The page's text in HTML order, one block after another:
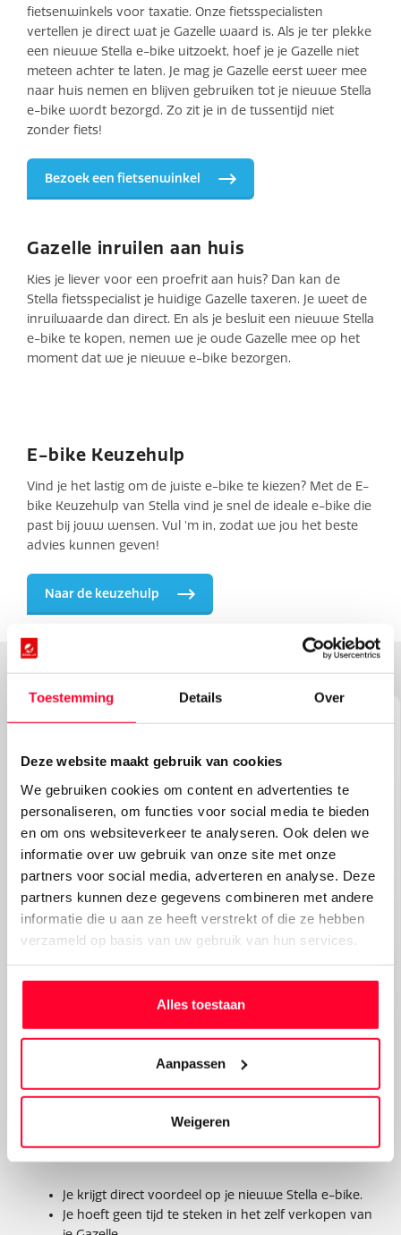
Toestemming Details Over
Deze website maakt gebruik van cookies
We gebruiken cookies om content en advertenties te
personaliseren, om functies voor social media te bieden
en om ons websiteverkeer te analyseren. Ook delen we
informatie over uw gebruik van onze site met onze
partners voor social media, adverteren en analyse. Deze
partners kunnen deze gegevens combineren met andere
informatie die u aan ze heeft verstrekt of die ze hebben
verzameld op basis van uw gebruik van hun services.
Alles toestaan
Aanpassen
Weigeren
fietsenwinkels voor taxatie. Onze fietsspecialisten
vertellen je direct wat je Gazelle waard is. Als je ter plekke
een nieuwe Stella e-bike uitzoekt, hoef je je Gazelle niet
meteen achter te laten. Je mag je Gazelle eerst weer mee
naar huis nemen en blijven gebruiken tot je nieuwe Stella
e-bike wordt bezorgd. Zo zit je in de tussentijd niet
zonder fiets!
Bezoek een fietsenwinkel
Gazelle inruilen aan huis
Kies je liever voor een proefrit aan huis? Dan kan de
Stella fietsspecialist je huidige Gazelle taxeren. Je weet de
inruilwaarde dan direct. En als je besluit een nieuwe Stella
e-bike te kopen, nemen we je oude Gazelle mee op het
moment dat we je nieuwe e-bike bezorgen.
E-bike Keuzehulp
Vind je het lastig om de juiste e-bike te kiezen? Met de E-
bike Keuzehulp van Stella vind je snel de ideale e-bike die
past bij jouw wensen. Vul 'm in, zodat we jou het beste
advies kunnen geven!
Naar de keuzehulp
Voordelen van het inruilen
van een Gazelle fiets
Je krijgt direct voordeel op je nieuwe Stella e-bike.
Je hoeft geen tijd te steken in het zelf verkopen van